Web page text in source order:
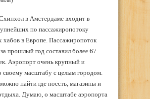
в Амстердаме входит в
по пассажиропотоку
хабов в Европе. Пассажиропоток
прошлый год составил более 67
Аэропорт очень крупный и
своему масштабу с целым городом.
можно найти где поесть, магазины и
Думаю, о масштабе аэропорта